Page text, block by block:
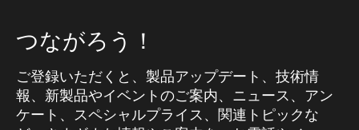
つながろう！
ご登録いただくと、製品アップデート、技術情
報、新製品やイベントのご案内、ニュース、アン
ケート、スペシャルプライス、関連トピックな